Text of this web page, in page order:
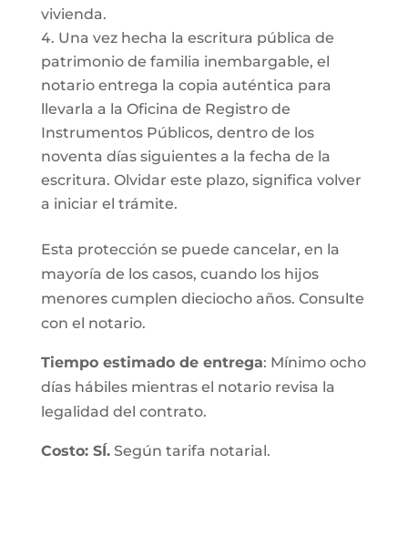
vivienda.
Una vez hecha la escritura pública de
patrimonio de familia inembargable, el
notario entrega la copia auténtica para
llevarla a la Oficina de Registro de
Instrumentos Públicos, dentro de los
noventa días siguientes a la fecha de la
escritura. Olvidar este plazo, significa volver
a iniciar el trámite.
Esta protección se puede cancelar, en la
mayoría de los casos, cuando los hijos
menores cumplen dieciocho años. Consulte
con el notario.
Tiempo estimado de entrega: Mínimo ocho
días hábiles mientras el notario revisa la
legalidad del contrato.
Costo: SÍ.Según tarifa notarial.